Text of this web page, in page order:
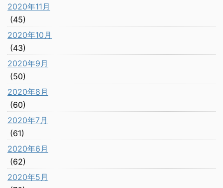
2020年11月
(45)
2020年10月
(43)
2020年9月
(50)
2020年8月
(60)
2020年7月
(61)
2020年6月
(62)
2020年5月